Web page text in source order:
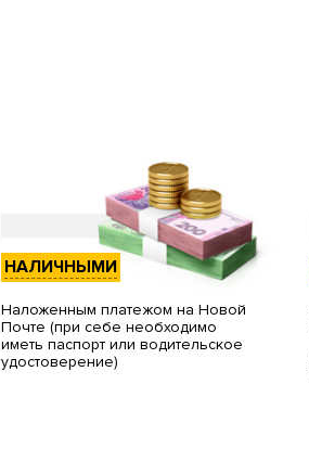
НАЛИЧНЫМИ
Наложенным платежом на Новой
Почте (при себе необходимо
иметь паспорт или водительское
удостоверение)